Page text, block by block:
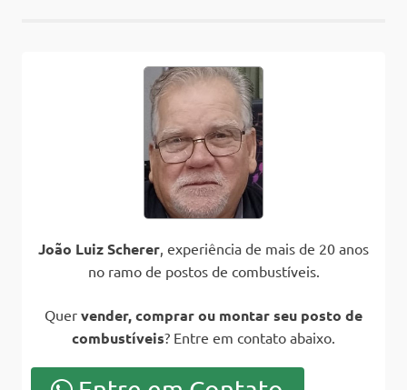
João Luiz Scherer, experiência de mais de 20 anos
no ramo de postos de combustíveis.
Quer vender, comprar ou montar seu posto de
combustíveis? Entre em contato abaixo.